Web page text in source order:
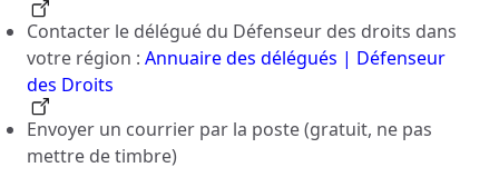
Contacter le délégué du Défenseur des droits dans
votre région : Annuaire des délégués | Défenseur
des Droits
Envoyer un courrier par la poste (gratuit, ne pas
mettre de timbre)